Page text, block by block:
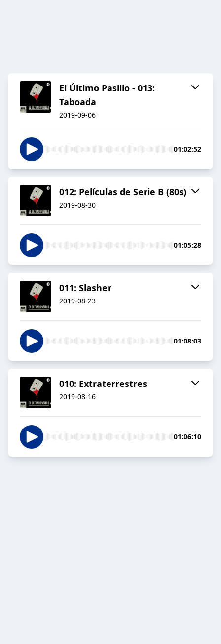
El Último Pasillo - 013:
Taboada
2019-09-06
01:02:52
012: Películas de Serie B (80s)
2019-08-30
01:05:28
011: Slasher
2019-08-23
01:08:03
010: Extraterrestres
2019-08-16
01:06:10